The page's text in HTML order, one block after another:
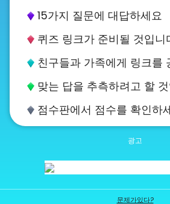
Contact15가지 질문에 대답하세요
퀴즈 링크가 준비될 것입니
친구들과 가족에게 링크를
맞는 답을 추측하려고 할
점수판에서 점수를 확인하
문제가있다?